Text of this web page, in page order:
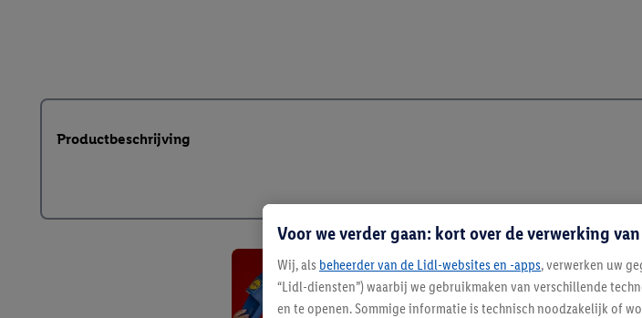
Productbeschrijving
Voor we verder gaan: kort over de verwerking
Wij, als beheerder van de Lidl-websites en -apps, verwerken uw
“Lidl-diensten”) waarbij we gebruikmaken van verschillende
en te openen. Sommige informatie is technisch noodzakelijk of